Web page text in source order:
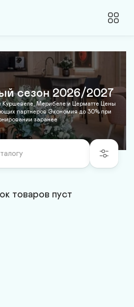
сезон 2026/2027
Куршевеле, Мерибеле и Церматте Цены
партнеров Экономия до 30% при
заранее
товаров пуст